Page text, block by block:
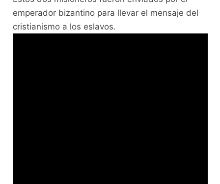
emperador bizantino para llevar el mensaje del
cristianismo a los eslavos.